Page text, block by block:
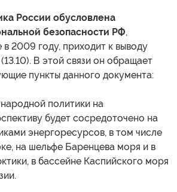
России обусловлена
безопасности РФ,
2009 году, приходит к выводу
В этой связи он обращает
пункты данного документа:
политики на
будет сосредоточено на
энергоресурсов, в том числе
на шельфе Баренцева моря и в
в бассейне Каспийского моря